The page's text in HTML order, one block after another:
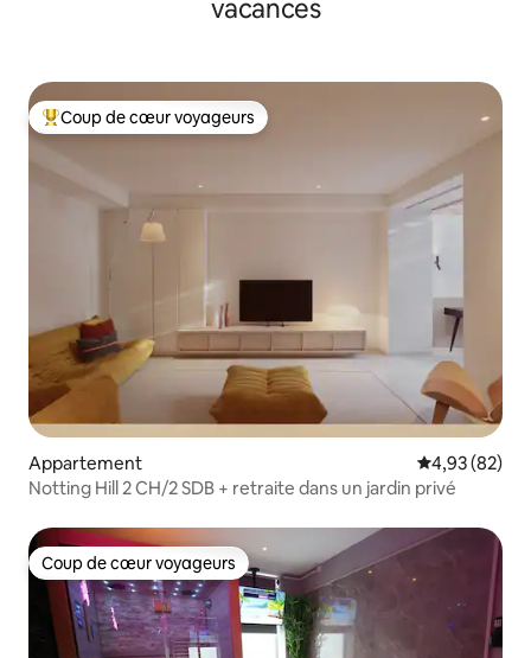
vacances
Coups de cœur voyageurs les plus appréciés
Coup de cœur voyageurs
Appartement Évaluation
4,93 (82)
Notting Hill 2 CH/2 SDB + retraite dans un jardin privé
Coup de cœur voyageurs
Coup de cœur voyageurs